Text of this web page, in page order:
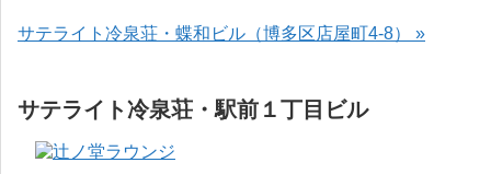
サテライト冷泉荘・蝶和ビル（博多区店屋町4-8） »
サテライト冷泉荘・駅前１丁目ビル